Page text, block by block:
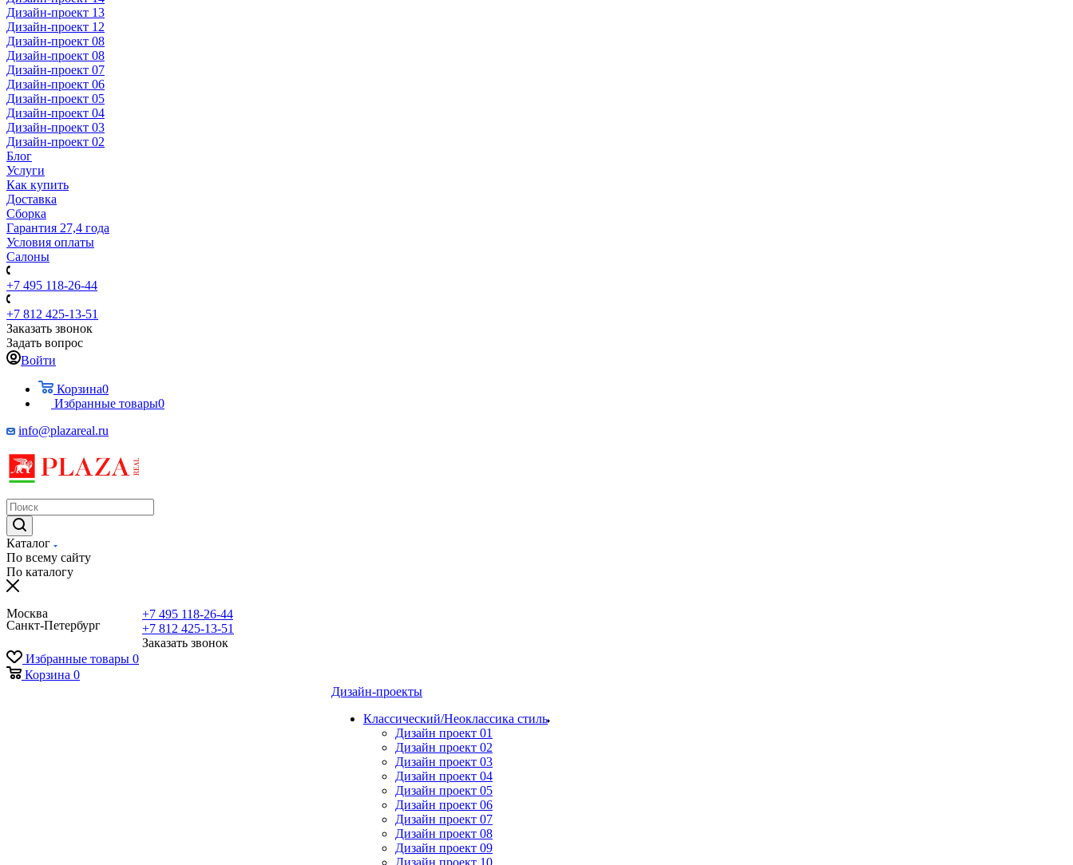
Дизайн-проект 13
Дизайн-проект 12
Дизайн-проект 08
Дизайн-проект 08
Дизайн-проект 07
Дизайн-проект 06
Дизайн-проект 05
Дизайн-проект 04
Дизайн-проект 03
Дизайн-проект 02
Блог
Услуги
Как купить
Доставка
Сборка
Гарантия 27,4 года
Условия оплаты
Салоны
+7 495 118-26-44
+7 812 425-13-51
Заказать звонок
Задать вопрос
Войти
Корзина0
Избранные товары0
info@plazareal.ru
Каталог
По всему сайту
По каталогу
Москва
Санкт-Петербург
+7 495 118-26-44
+7 812 425-13-51
Заказать звонок
Избранные товары 0
Корзина 0
Дизайн-проекты
Классический/Неоклассика стиль
Дизайн проект 01
Дизайн проект 02
Дизайн проект 03
Дизайн проект 04
Дизайн проект 05
Дизайн проект 06
Дизайн проект 07
Дизайн проект 08
Дизайн проект 09
Дизайн проект 10